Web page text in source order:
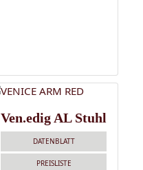
Ven.edig AL Stuhl
DATENBLATT
PREISLISTE